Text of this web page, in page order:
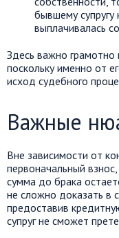
бывшему
выплачивалась
Здесь важно
поскольку именно от
исход судебного
Важные
Вне зависимости от
первоначальный
сумма до брака
не сложно доказать в
предоставив
супруг не сможет